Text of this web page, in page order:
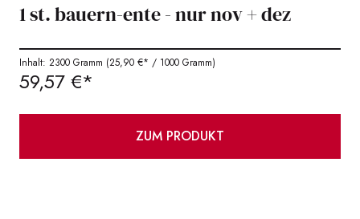
1 st. bauern-ente - nur nov + dez
Inhalt: 2300 Gramm (25,90 €* / 1000 Gramm)
59,57 €*
ZUM PRODUKT